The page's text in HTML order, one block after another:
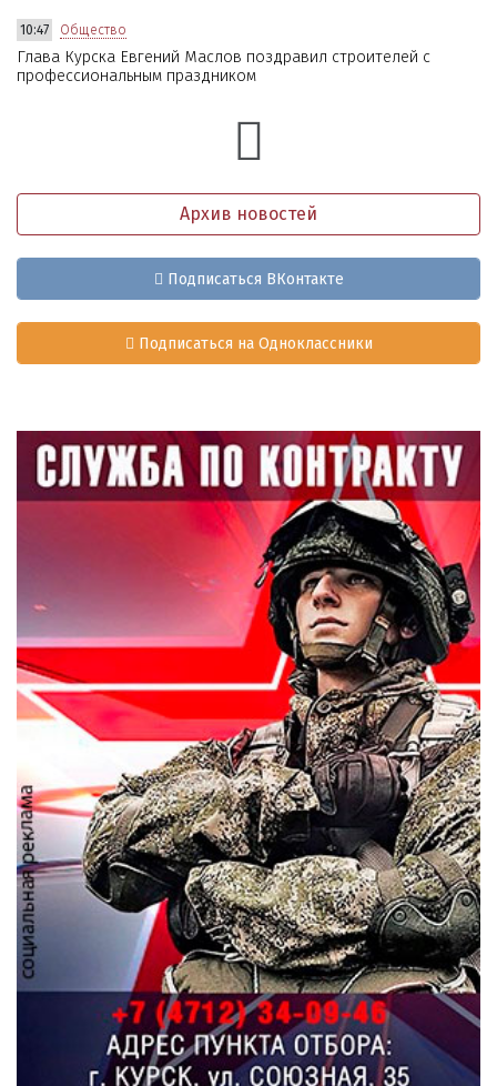
10:47 Общество
Глава Курска Евгений Маслов поздравил строителей с
профессиональным праздником
Архив новостей
Подписаться ВКонтакте
Подписаться на Одноклассники